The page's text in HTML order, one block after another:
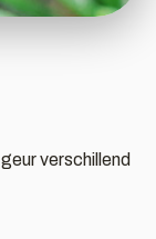
verschillend